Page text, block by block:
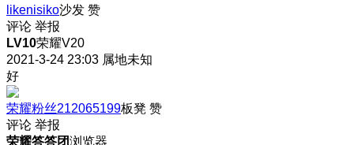
likenisiko沙发 赞
评论 举报
LV10荣耀V20
2021-3-24 23:03 属地未知
好
荣耀粉丝212065199板凳 赞
评论 举报
荣耀答答团浏览器